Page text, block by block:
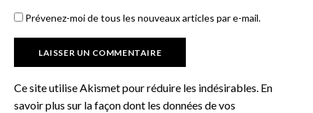
Prévenez-moi de tous les nouveaux articles par e-mail.
Ce site utilise Akismet pour réduire les indésirables. En
savoir plus sur la façon dont les données de vos